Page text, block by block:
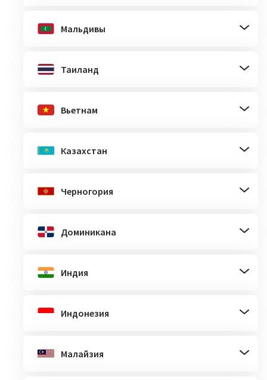
Мальдивы
Таиланд
Вьетнам
Казахстан
Черногория
Доминикана
Индия
Индонезия
Малайзия